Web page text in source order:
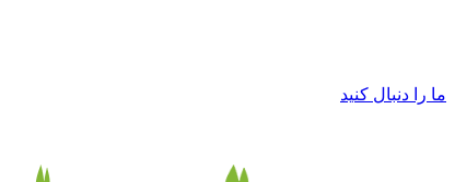
ما را دنبال کنید